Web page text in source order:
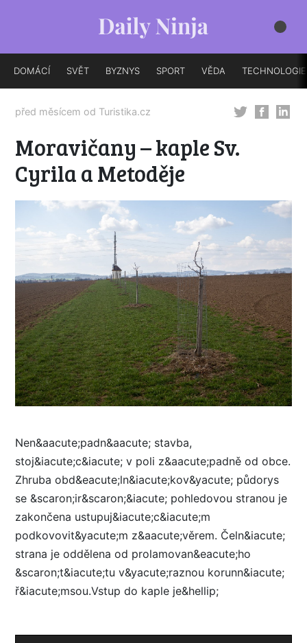
DOMÁCÍ SVĚT BYZNYS SPORT VĚDA TECHNOLOGIE
před měsícem od Turistika.cz
Moravičany – kaple Sv.
Cyrila a Metoděje
Nen&aacute;padn&aacute; stavba,
stoj&iacute;c&iacute; v poli z&aacute;padně od obce.
Zhruba obd&eacute;ln&iacute;kov&yacute; půdorys
se &scaron;ir&scaron;&iacute; pohledovou stranou je
zakončena ustupuj&iacute;c&iacute;m
podkovovit&yacute;m z&aacute;věrem. Čeln&iacute;
strana je oddělena od prolamovan&eacute;ho
&scaron;t&iacute;tu v&yacute;raznou korunn&iacute;
ř&iacute;msou.Vstup do kaple je&hellip;